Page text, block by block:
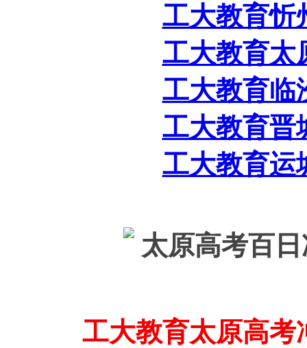
工大教育忻
工大教育太
工大教育临
工大教育晋
工大教育运
工大教育太原高考